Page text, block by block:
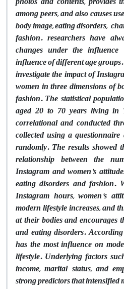
among peers, and also causes
body image, eating disorders,
fashion. researchers have
changes under the
influence of different age
investigate the impact of
women in three dimensions of
fashion. The statistical
aged 20 to 70 years living in
correlational and conducted
collected using a
randomly. The results showed
relationship between the
Instagram and women's
eating disorders and fashion.
Instagram hours, women's
modern lifestyle increases, and
at their bodies and encourages
and eating disorders.
has the most influence on
lifestyle. Underlying factors
income, marital status, and
strong predictors that intensified